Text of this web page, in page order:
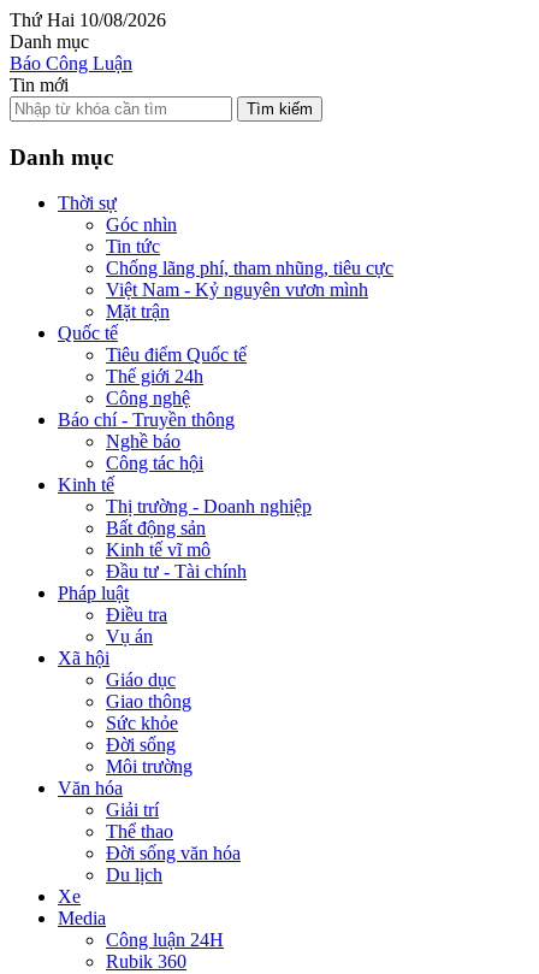
Thứ Hai 10/08/2026
Danh mục
Báo Công Luận
Tin mới
Tìm kiếm
Danh mục
Thời sự
Góc nhìn
Tin tức
Chống lãng phí, tham nhũng, tiêu cực
Việt Nam - Kỷ nguyên vươn mình
Mặt trận
Quốc tế
Tiêu điểm Quốc tế
Thế giới 24h
Công nghệ
Báo chí - Truyền thông
Nghề báo
Công tác hội
Kinh tế
Thị trường - Doanh nghiệp
Bất động sản
Kinh tế vĩ mô
Đầu tư - Tài chính
Pháp luật
Điều tra
Vụ án
Xã hội
Giáo dục
Giao thông
Sức khỏe
Đời sống
Môi trường
Văn hóa
Giải trí
Thể thao
Đời sống văn hóa
Du lịch
Xe
Media
Công luận 24H
Rubik 360